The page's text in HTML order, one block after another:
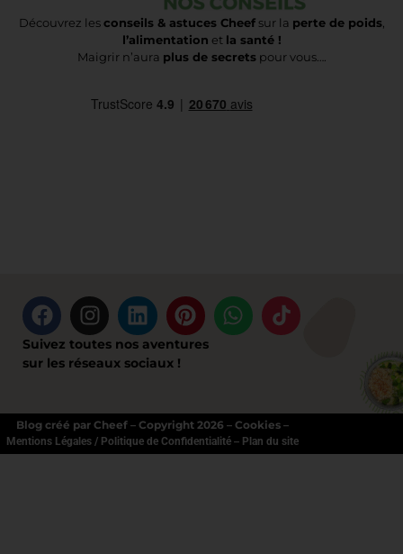
Découvrez lesconseils & astuces Cheefsur la perte de poids,
l’alimentation et la santé !
Maigrir n’aura plus de secretspour vous….
Suivez toutes nos aventures
sur les réseaux sociaux !
Blog créé par Cheef – Copyright 2026 – Cookies –
Mentions Légales / Politique de Confidentialité– Plan du site